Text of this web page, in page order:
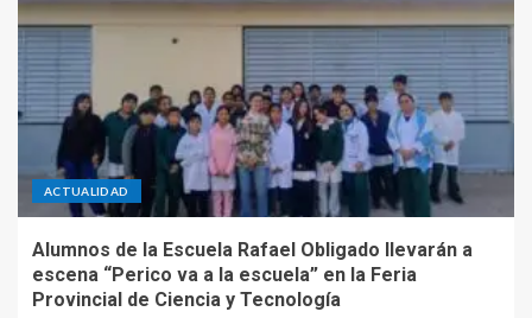
ACTUALIDAD
Alumnos de la Escuela Rafael Obligado llevarán a
escena “Perico va a la escuela” en la Feria
Provincial de Ciencia y Tecnología